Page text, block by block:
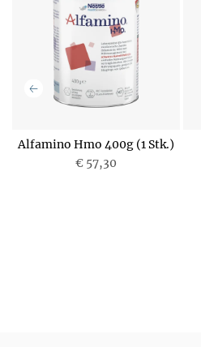
Alfamino Hmo 400g (1 Stk.)
€ 57,30